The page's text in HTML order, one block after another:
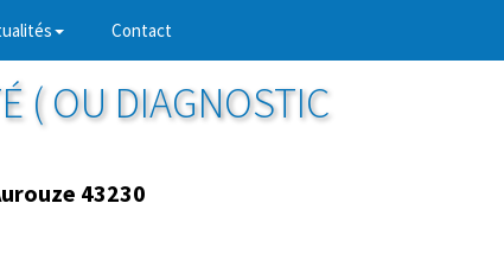
Contact
( OU DIAGNOSTIC
43230